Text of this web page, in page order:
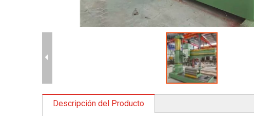
Descripción del Producto